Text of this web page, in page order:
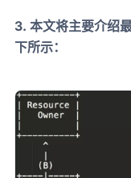
3. 本文将主要介绍
下所示：